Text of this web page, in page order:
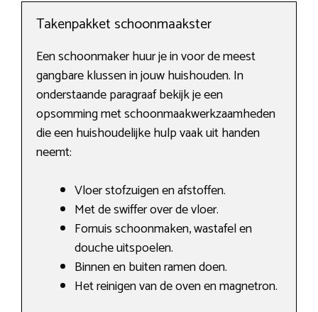
Takenpakket schoonmaakster
Een schoonmaker huur je in voor de meest
gangbare klussen in jouw huishouden. In
onderstaande paragraaf bekijk je een
opsomming met schoonmaakwerkzaamheden
die een huishoudelijke hulp vaak uit handen
neemt:
Vloer stofzuigen en afstoffen.
Met de swiffer over de vloer.
Fornuis schoonmaken, wastafel en
douche uitspoelen.
Binnen en buiten ramen doen.
Het reinigen van de oven en magnetron.